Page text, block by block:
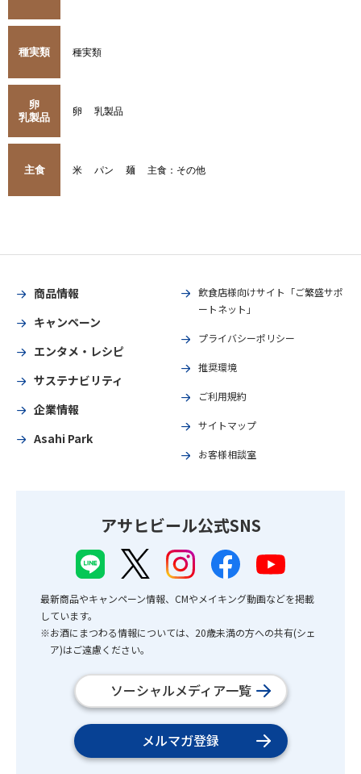
種実類 種実類
卵
乳製品
卵 乳製品
主食 米 パン 麺 主食：その他
商品情報
キャンペーン
エンタメ・レシピ
サステナビリティ
企業情報
Asahi Park
飲食店様向けサイト「ご繁盛サポ
ートネット」
プライバシーポリシー
推奨環境
ご利用規約
サイトマップ
お客様相談室
アサヒビール公式SNS
最新商品やキャンペーン情報、CMやメイキング動画などを掲載
しています。
※お酒にまつわる情報については、20歳未満の方への共有(シェ
ア)はご遠慮ください。
ソーシャルメディア一覧
メルマガ登録